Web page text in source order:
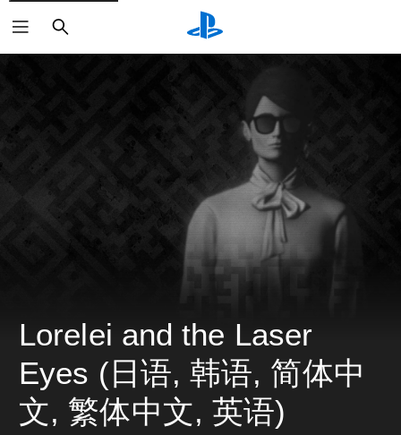
搜
索
Lorelei and the Laser
Eyes (日语, 韩语, 简体中
文, 繁体中文, 英语)